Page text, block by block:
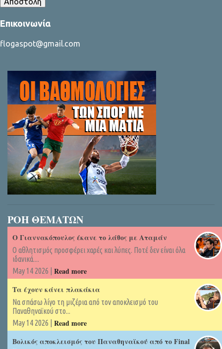
Επικοινωνία
flogaspot@gmail.com
ΡΟΗ ΘΕΜΑΤΩΝ
Ο Γιαννακόπουλος έκανε το λάθος με Αταμάν
Ο αθλητισμός προσφέρει χαρές και λύπες. Ποτέ δεν είναι όλα
ιδανικά....
May 14 2026 | Read more
Τα έχουν κάνει πλακάκια
Να σπάσω λίγο τη μιζέρια από τον αποκλεισμό του
Παναθηναϊκού στο...
May 14 2026 | Read more
Βολικός αποκλεισμός του Παναθηναϊκού από το Final